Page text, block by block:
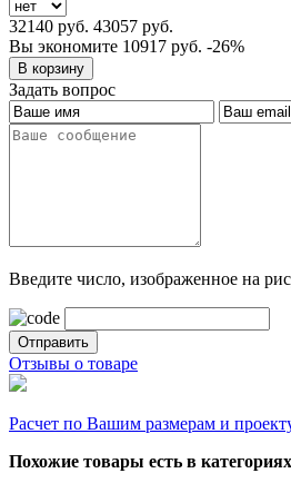
32140 руб. 43057 руб.
Вы экономите 10917 руб. -26%
Задать вопрос
Введите число, изображенное на
Отзывы о товаре
Расчет по Вашим размерам и
Похожие товары есть в